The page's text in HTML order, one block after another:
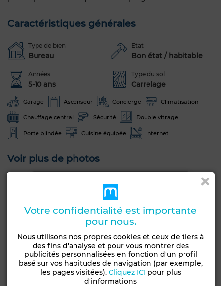
Caractéristiques générales
Type de bien
Bureau
Etat
Bon état / habitable
Années
5-10 ans
Type du sol
Carrelage
Garage Ascenseur Concierge Climatisation
Chauffage central Sécurité Double vitrage
Porte blindée Cuisine équipée Internet
Voir plus de photos
Votre confidentialité est importante
pour nous.
Nous utilisons nos propres cookies et ceux de tiers à
des fins d'analyse et pour vous montrer des
publicités personnalisées en fonction d'un profil
basé sur vos habitudes de navigation (par exemple,
les pages visitées). Cliquez ICI pour plus
d'informations